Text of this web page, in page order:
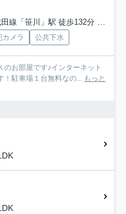
田線「笹川」駅 徒歩132分 成田
カメラ 公共下水
お部屋です♪インターネット
！駐車場１台無料なの... もっと